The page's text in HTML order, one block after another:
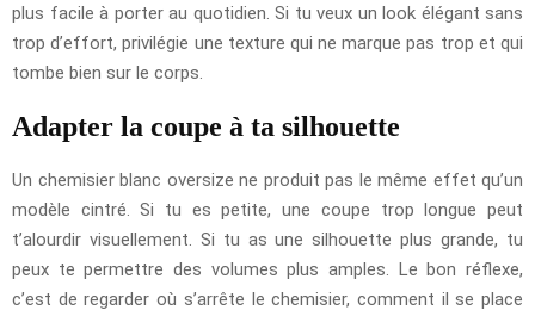
plus facile à porter au quotidien. Si tu veux un look élégant sans
trop d’effort, privilégie une texture qui ne marque pas trop et qui
tombe bien sur le corps.
Adapter la coupe à ta silhouette
Un chemisier blanc oversize ne produit pas le même effet qu’un
modèle cintré. Si tu es petite, une coupe trop longue peut
t’alourdir visuellement. Si tu as une silhouette plus grande, tu
peux te permettre des volumes plus amples. Le bon réflexe,
c’est de regarder où s’arrête le chemisier, comment il se place